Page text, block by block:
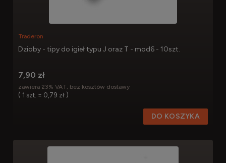
Dzioby - tipy do igieł typu J oraz T - mod6 - 10szt.
Traderon
7,90 zł
zawiera 23% VAT, bez kosztów dostawy
( 1 szt. = 0,79 zł )
DO KOSZYKA